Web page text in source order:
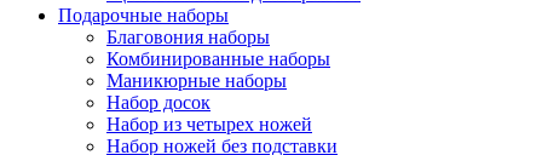
Подарочные наборы
Благовония наборы
Комбинированные наборы
Маникюрные наборы
Набор досок
Набор из четырех ножей
Набор ножей без подставки